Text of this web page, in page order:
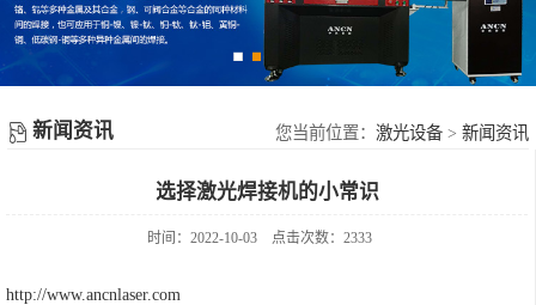
新闻资讯 您当前位置： 激光设备 > 新闻资讯
选择激光焊接机的小常识
时间：2022-10-03 点击次数：2333
http://www.ancnlaser.com
激光切割机
光纤激光器连续焊接机
机械手激光焊接机
手持激光焊接机